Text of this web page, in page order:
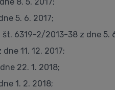
5. 6. 2017;
št. 6319-2/2013-38 z dne 5.
11. 12. 2017;
22. 1. 2018;
1. 2. 2018;